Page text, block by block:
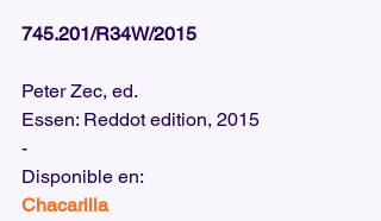
745.201/R34W/2015
Peter Zec, ed.
Essen: Reddot edition, 2015
-
Disponible en:
Chacarilla